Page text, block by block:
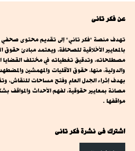
عن فكر تانى
تهدف منصة "فكر تاني" إلى تقديم محتوى صحفي
بالمعايير الأخلاقية للصحافة، ويعتمد مبادئ
مصطلحاته، وتدقيق تغطياته في مختلف القضايا
والدولية، منها، حقوق الأقليات والمهمشين
بهدف إثراء الجدل العام وفتح مساحات للنقاش،
مصانة بمعايير حقوقية، لفهم الأحداث والمواقف
مواقفها .
اشترك فى نشرة فكر تانى